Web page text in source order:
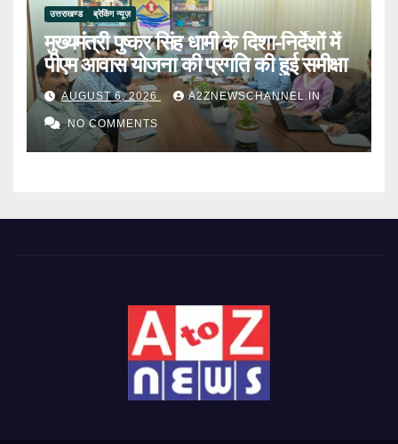
उत्तराखण्ड ब्रेकिंग न्यूज़
मुख्यमंत्री पुष्कर सिंह धामी के दिशा-निर्देशों में
पीएम आवास योजना की प्रगति की हुई समीक्षा
AUGUST 6, 2026 A2ZNEWSCHANNEL.IN
NO COMMENTS